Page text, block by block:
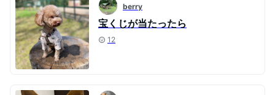
berry
宝くじが当たったら
12